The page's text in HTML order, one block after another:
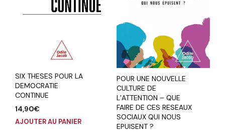
SIX THESES POUR LA
DEMOCRATIE
CONTINUE
14,90€
AJOUTER AU PANIER
POUR UNE NOUVELLE
CULTURE DE
L’ATTENTION – QUE
FAIRE DE CES RESEAUX
SOCIAUX QUI NOUS
EPUISENT ?